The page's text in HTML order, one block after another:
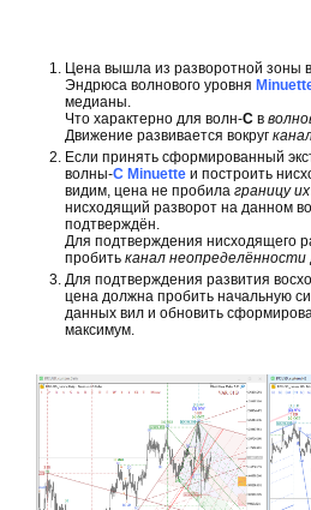
Цена вышла из разворотной зоны
Эндрюса волнового уровня
медианы.
Что характерно для волн-С в
Движение развивается вокруг
Если принять сформированный
волны-С Minuette и построить
видим, цена не пробила границу
нисходящий разворот на данном
подтверждён.
Для подтверждения нисходящего
пробить канал неопределённости
Для подтверждения развития
цена должна пробить начальную
данных вил и обновить
максимум.